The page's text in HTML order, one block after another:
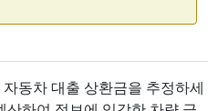
동차 대출 상환금을 추정하세